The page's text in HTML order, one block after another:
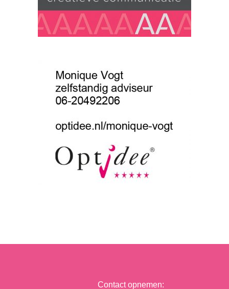
Contact opnemen: